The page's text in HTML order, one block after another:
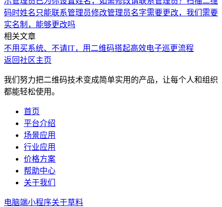
码时姓名只能联系管理员修改管理员名字需要更改，我们需要
实名制，能够更改吗
相关文章
不用买系统、不请IT，用二维码搭起高效电子巡更流程
返回社区主页
我们努力把二维码技术变成简单实用的产品，让每个人和组织
都能轻松使用。
首页
平台介绍
场景应用
行业应用
价格方案
帮助中心
关于我们
电脑端小程序关于草料